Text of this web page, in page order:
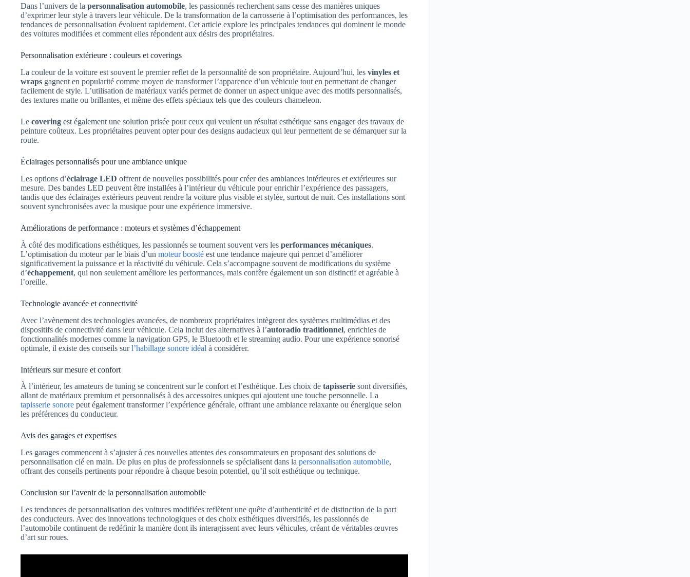
Dans l’univers de la personnalisation automobile, les passionnés recherchent sans cesse des manières uniques
d’exprimer leur style à travers leur véhicule. De la transformation de la carrosserie à l’optimisation des performances, les
tendances de personnalisation évoluent rapidement. Cet article explore les principales tendances qui dominent le monde
des voitures modifiées et comment elles répondent aux désirs des propriétaires.
Personnalisation extérieure : couleurs et coverings
La couleur de la voiture est souvent le premier reflet de la personnalité de son propriétaire. Aujourd’hui, les vinyles et
wraps gagnent en popularité comme moyen de transformer l’apparence d’un véhicule tout en permettant de changer
facilement de style. L’utilisation de matériaux variés permet de donner un aspect unique avec des motifs personnalisés,
des textures matte ou brillantes, et même des effets spéciaux tels que des couleurs chameleon.
Le covering est également une solution prisée pour ceux qui veulent un résultat esthétique sans engager des travaux de
peinture coûteux. Les propriétaires peuvent opter pour des designs audacieux qui leur permettent de se démarquer sur la
route.
Éclairages personnalisés pour une ambiance unique
Les options d’éclairage LED offrent de nouvelles possibilités pour créer des ambiances intérieures et extérieures sur
mesure. Des bandes LED peuvent être installées à l’intérieur du véhicule pour enrichir l’expérience des passagers,
tandis que des éclairages extérieurs peuvent rendre la voiture plus visible et stylée, surtout de nuit. Ces installations sont
souvent synchronisées avec la musique pour une expérience immersive.
Améliorations de performance : moteurs et systèmes d’échappement
À côté des modifications esthétiques, les passionnés se tournent souvent vers les performances mécaniques.
L’optimisation du moteur par le biais d’un moteur boosté est une tendance majeure qui permet d’améliorer
significativement la puissance et la réactivité du véhicule. Cela s’accompagne souvent de modifications du système
d’échappement, qui non seulement améliore les performances, mais confère également un son distinctif et agréable à
l’oreille.
Technologie avancée et connectivité
Avec l’avènement des technologies avancées, de nombreux propriétaires intègrent des systèmes multimédias et des
dispositifs de connectivité dans leur véhicule. Cela inclut des alternatives à l’autoradio traditionnel, enrichies de
fonctionnalités modernes comme la navigation GPS, le Bluetooth et le streaming audio. Pour une expérience sonorisé
optimale, il existe des conseils surl’habillage sonore idéal à considérer.
Intérieurs sur mesure et confort
À l’intérieur, les amateurs de tuning se concentrent sur le confort et l’esthétique. Les choix de tapisserie sont diversifiés,
allant de matériaux premium et personnalisés à des accessoires uniques qui ajoutent une touche personnelle. La
tapisserie sonore peut également transformer l’expérience générale, offrant une ambiance relaxante ou énergique selon
les préférences du conducteur.
Avis des garages et expertises
Les garages commencent à s’ajuster à ces nouvelles attentes des consommateurs en proposant des solutions de
personnalisation clé en main. De plus en plus de professionnels se spécialisent dans la personnalisation automobile,
offrant des conseils pertinents pour répondre à chaque besoin potentiel, qu’il soit esthétique ou technique.
Conclusion sur l’avenir de la personnalisation automobile
Les tendances de personnalisation des voitures modifiées reflètent une quête d’authenticité et de distinction de la part
des conducteurs. Avec des innovations technologiques et des choix esthétiques diversifiés, les passionnés de
l’automobile continuent de redéfinir la manière dont ils interagissent avec leurs véhicules, créant de véritables œuvres
d’art sur roues.